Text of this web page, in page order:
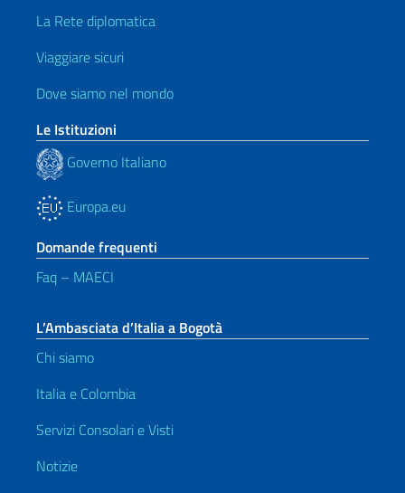
La Rete diplomatica
Viaggiare sicuri
Dove siamo nel mondo
Le Istituzioni
Governo Italiano
Europa.eu
Domande frequenti
Faq – MAECI
L’Ambasciata d’Italia a Bogotà
Chi siamo
Italia e Colombia
Servizi Consolari e Visti
Notizie